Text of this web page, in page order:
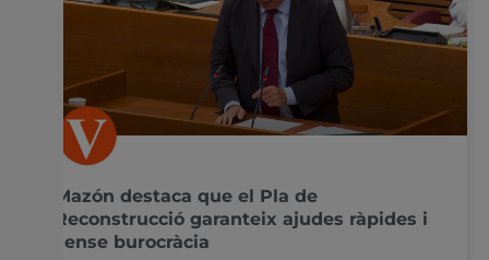
Mazón destaca que el Pla de
Reconstrucció garanteix ajudes ràpides i
sense burocràcia